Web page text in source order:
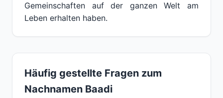
Gemeinschaften auf der ganzen Welt am
Leben erhalten haben.
Häufig gestellte Fragen zum
Nachnamen Baadi